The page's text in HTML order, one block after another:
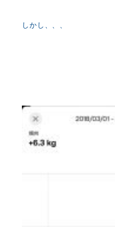
しかし、、、